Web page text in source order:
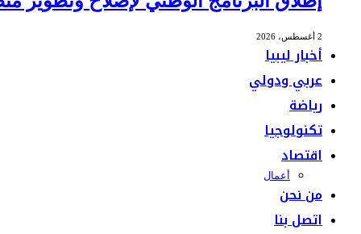
2 أغسطس، 2026
أخبار ليبيا
عربي ودولي
رياضة
تكنولوجيا
اقتصاد
أعمال
من نحن
اتصل بنا